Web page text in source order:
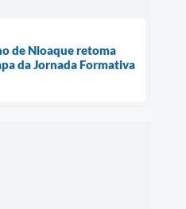
de Nioaque retoma
da Jornada Formativa